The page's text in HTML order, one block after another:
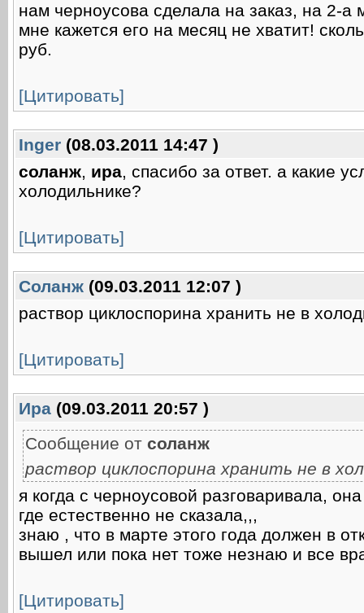
нам черноусова сделала на заказ, на 2-а
мне кажется его на месяц не хватит!
руб.
[Цитировать]
Inger (08.03.2011 14:47 )
соланж, ира, спасибо за ответ. а какие
холодильнике?
[Цитировать]
Соланж (09.03.2011 12:07 )
раствор циклоспорина хранить не в
[Цитировать]
Ира (09.03.2011 20:57 )
Сообщение от соланж
раствор циклоспорина хранить не в
я когда с черноусовой разговаривала,
где естественно не сказала,,,
знаю , что в марте этого года должен в
вышел или пока нет тоже незнаю и все
[Цитировать]